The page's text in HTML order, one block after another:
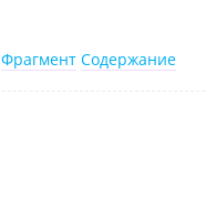
Фрагмент Содержание